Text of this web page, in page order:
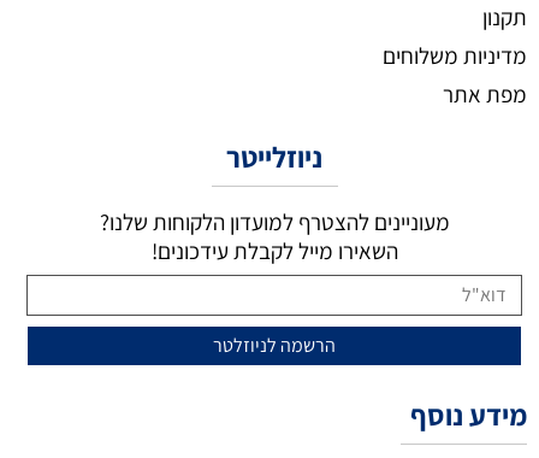
תקנון
מדיניות משלוחים
מפת אתר
ניוזלייטר
מעוניינים להצטרף למועדון הלקוחות שלנו?
השאירו מייל לקבלת עידכונים!
מידע נוסף